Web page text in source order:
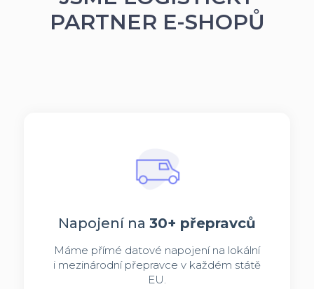
PARTNER E-SHOPŮ
Napojení na 30+ přepravců
Máme přímé datové napojení na lokální
i mezinárodní přepravce v každém státě
EU.